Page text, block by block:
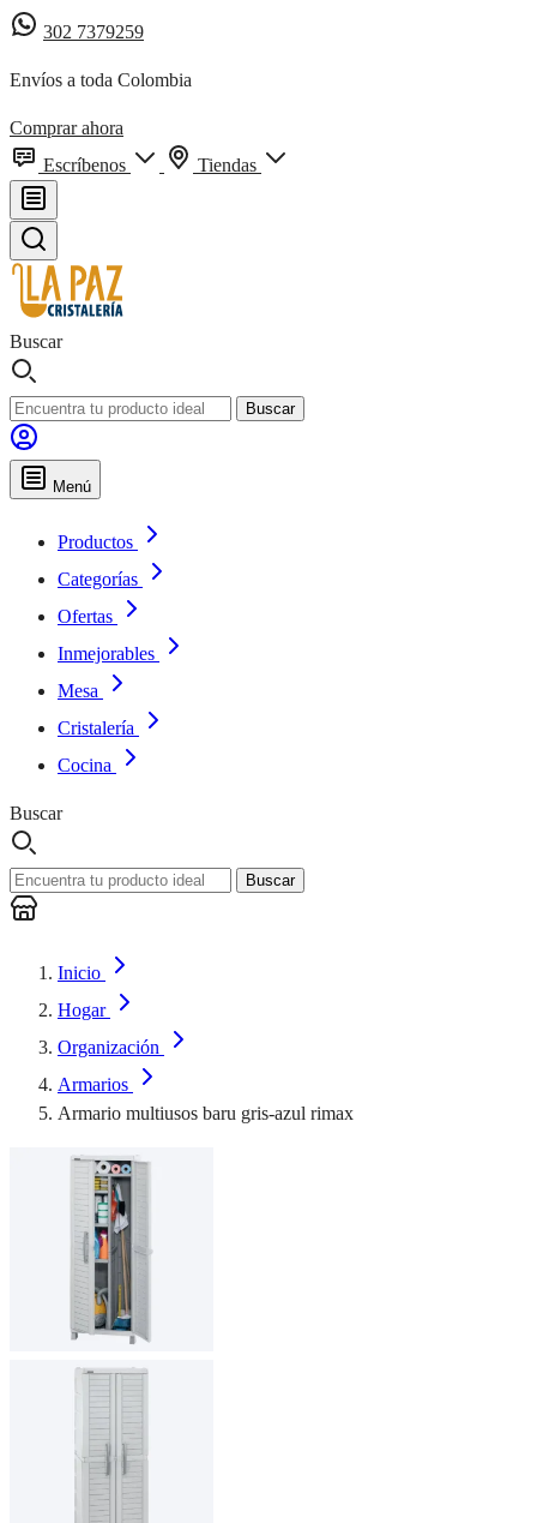
302 7379259
Envíos a toda Colombia
Comprar ahora
Escríbenos
Tiendas
Buscar
Buscar
Menú
Productos
Categorías
Ofertas
Inmejorables
Mesa
Cristalería
Cocina
Buscar
Buscar
Inicio
Hogar
Organización
Armarios
Armario multiusos baru gris-azul rimax